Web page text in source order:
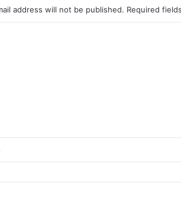
address will not be published. Required